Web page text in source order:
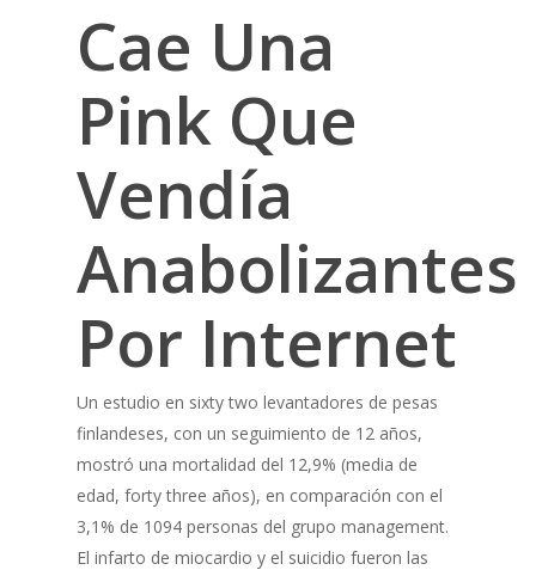
Cae Una
Pink Que
Vendía
Anabolizantes
Por Internet
Un estudio en sixty two levantadores de pesas
finlandeses, con un seguimiento de 12 años,
mostró una mortalidad del 12,9% (media de
edad, forty three años), en comparación con el
3,1% de 1094 personas del grupo management.
El infarto de miocardio y el suicidio fueron las